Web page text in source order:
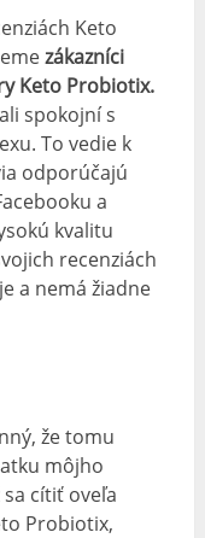
Keto
zákazníci
Keto Probiotix.
spokojní s
To vedie k
odporúčajú
a
kvalitu
recenziách
a nemá žiadne
že tomu
môjho
cítiť oveľa
Probiotix,